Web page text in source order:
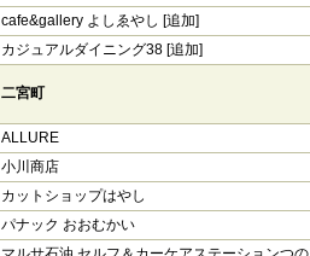
cafe&gallery よしゑやし [追加]
カジュアルダイニング38 [追加]
二宮町
ALLURE
小川商店
カットショップはやし
パナック おおむかい